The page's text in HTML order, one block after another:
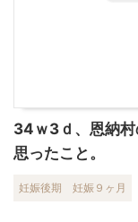
34ｗ3ｄ、恩納村
思ったこと。
妊娠後期 妊娠９ヶ月